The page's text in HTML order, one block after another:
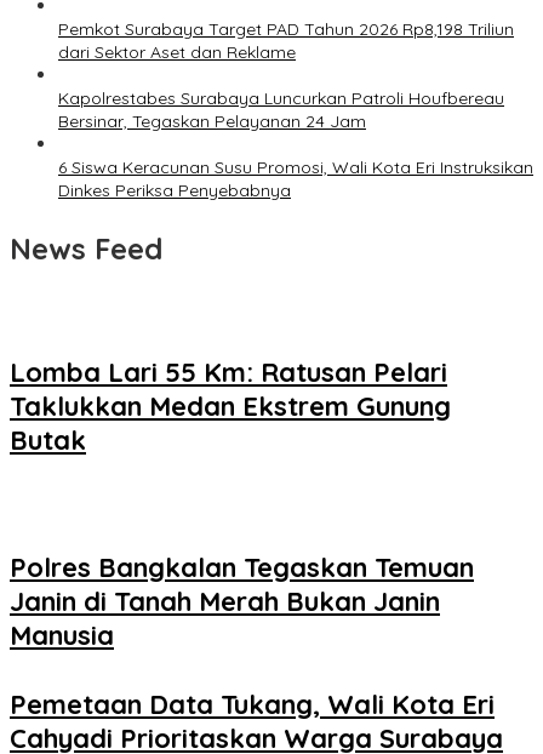
Pemkot Surabaya Target PAD Tahun 2026 Rp8,198 Triliun
dari Sektor Aset dan Reklame
Kapolrestabes Surabaya Luncurkan Patroli Houfbereau
Bersinar, Tegaskan Pelayanan 24 Jam
6 Siswa Keracunan Susu Promosi, Wali Kota Eri Instruksikan
Dinkes Periksa Penyebabnya
News Feed
Lomba Lari 55 Km: Ratusan Pelari
Taklukkan Medan Ekstrem Gunung
Butak
Polres Bangkalan Tegaskan Temuan
Janin di Tanah Merah Bukan Janin
Manusia
Pemetaan Data Tukang, Wali Kota Eri
Cahyadi Prioritaskan Warga Surabaya